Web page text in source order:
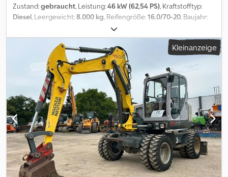
Zustand:gebraucht, Leistung:46 kW (62,54 PS), Kraftstofftyp:
Diesel, Leergewicht:8.000 kg, Reifengröße:16.0/70-20, Baujahr:
14.800 h, Vorderreifengröße:
Hinterreifengröße:16.0/70-20, Ausstattung:Allradantrieb,
Kabine, Zusatzscheinwerfer, Bereifung (v):16.0/70-20, Bereifung
(h):16.0/70-20, Betriebsstunden:14800,
Erdschaufel_____Planierschild, Abstützungen, 20 km/h,
Tiefenlöffel, Betriebs-gewicht 8to,Lagerort:Kunde Credpozqxm
Iofx Ab Ref
Kleinanzeige